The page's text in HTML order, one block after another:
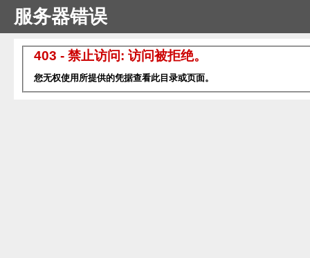
服务器错误
403 - 禁止访问: 访问被拒绝。
您无权使用所提供的凭据查看此目录或页面。